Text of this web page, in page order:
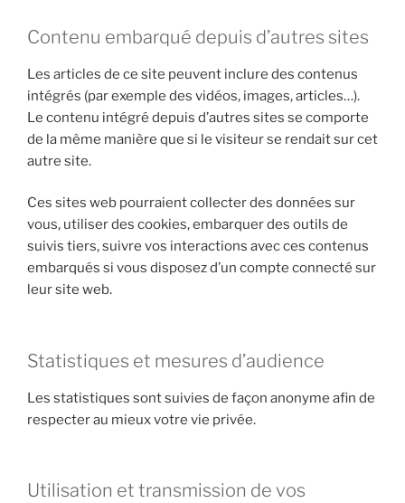
Contenu embarqué depuis d’autres sites
Les articles de ce site peuvent inclure des contenus
intégrés (par exemple des vidéos, images, articles…).
Le contenu intégré depuis d’autres sites se comporte
de la même manière que si le visiteur se rendait sur cet
autre site.
Ces sites web pourraient collecter des données sur
vous, utiliser des cookies, embarquer des outils de
suivis tiers, suivre vos interactions avec ces contenus
embarqués si vous disposez d’un compte connecté sur
leur site web.
Statistiques et mesures d’audience
Les statistiques sont suivies de façon anonyme afin de
respecter au mieux votre vie privée.
Utilisation et transmission de vos